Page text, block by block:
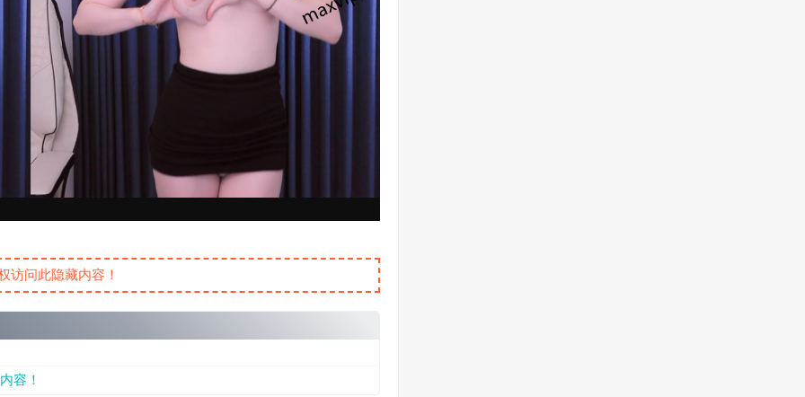
访问此隐藏内容！
容！